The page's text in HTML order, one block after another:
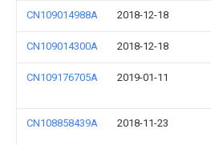
CN109014988A 2018-12-18
CN109014300A 2018-12-18
CN109176705A 2019-01-11
CN108858439A 2018-11-23